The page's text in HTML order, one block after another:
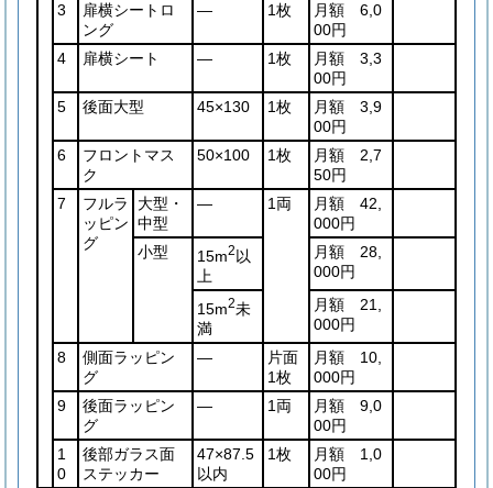
3
扉横シートロ
ング
― 1枚
月額 6,0
00円
4
扉横シート ― 1枚
月額 3,3
00円
5
後面大型 45×130 1枚
月額 3,9
00円
6
フロントマス
ク
50×100 1枚
月額 2,7
50円
7
フルラ
ッピン
グ
大型・
中型
― 1両
月額 42,
000円
小型
15m2 以
上
月額 28,
000円
15m2未
満
月額 21,
000円
8
側面ラッピン
グ
―
片面
1枚
月額 10,
000円
9
後面ラッピン
グ
― 1両
月額 9,0
00円
1
0
後部ガラス面
ステッカー
47×87.5
以内
1枚
月額 1,0
00円